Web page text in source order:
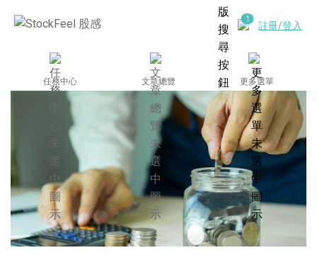
註冊/登入
任務中心 文章總覽 更多選單